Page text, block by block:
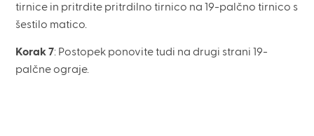
tirnice in pritrdite pritrdilno tirnico na 19-palčno tirnico s
šestilo matico.
Korak 7: Postopek ponovite tudi na drugi strani 19-
palčne ograje.